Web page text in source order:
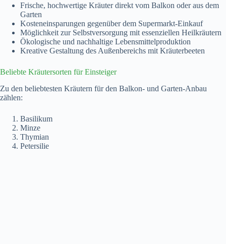
Frische, hochwertige Kräuter direkt vom Balkon oder aus dem
Garten
Kosteneinsparungen gegenüber dem Supermarkt-Einkauf
Möglichkeit zur Selbstversorgung mit essenziellen Heilkräutern
Ökologische und nachhaltige Lebensmittelproduktion
Kreative Gestaltung des Außenbereichs mit Kräuterbeeten
Beliebte Kräutersorten für Einsteiger
Zu den beliebtesten Kräutern für den Balkon- und Garten-Anbau
zählen:
Basilikum
Minze
Thymian
Petersilie